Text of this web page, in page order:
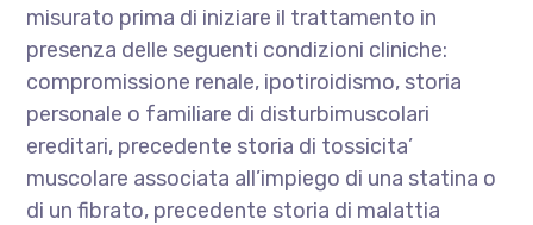
misurato prima di iniziare il trattamento in
presenza delle seguenti condizioni cliniche:
compromissione renale, ipotiroidismo, storia
personale o familiare di disturbimuscolari
ereditari, precedente storia di tossicita’
muscolare associata all’impiego di una statina o
di un fibrato, precedente storia di malattia